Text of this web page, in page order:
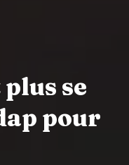
se
pour